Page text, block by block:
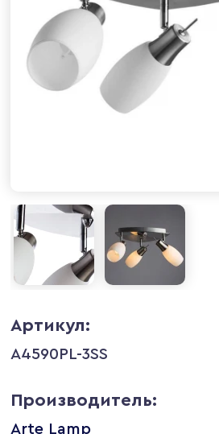
Артикул:
A4590PL-3SS
Производитель:
Arte Lamp